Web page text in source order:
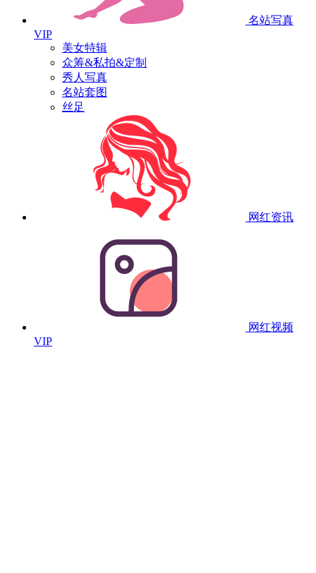
名站写真
VIP
美女特辑
众筹&私拍&定制
秀人写真
名站套图
丝足
网红资讯
网红视频
VIP